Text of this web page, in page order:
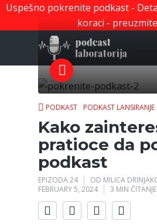
Uspešno pokrenite podkast -
koraci - preuzmite
PODKAST PODKAST LANSIRANJE
Kako
pratioce da
podkast
EPIZODA 24 OD MILICA
FEBRUARY 5, 2024
3 MIN ČITANJE